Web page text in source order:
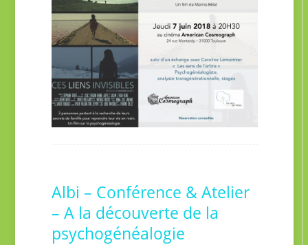
Albi – Conférence & Atelier
– A la découverte de la
psychogénéalogie